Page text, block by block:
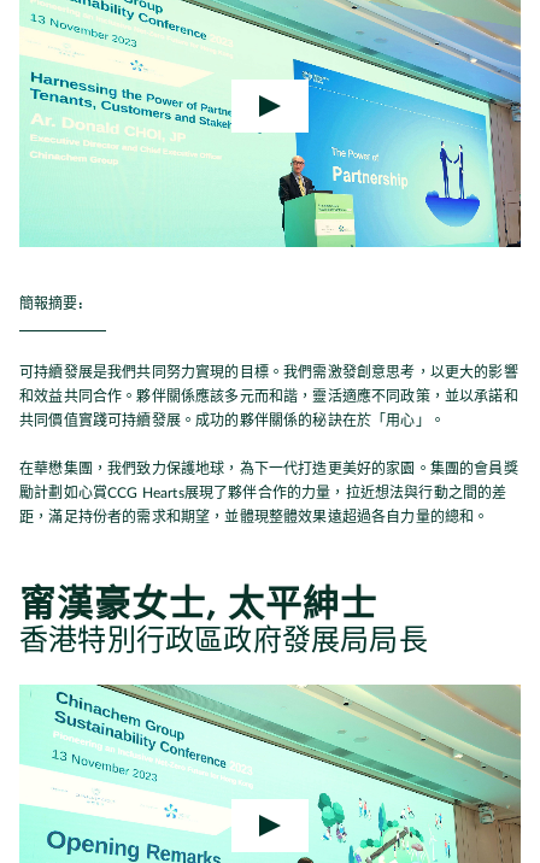
簡報摘要:
可持續發展是我們共同努力實現的目標。我們需激發創意思考，以更大的影響
和效益共同合作。夥伴關係應該多元而和諧，靈活適應不同政策，並以承諾和
共同價值實踐可持續發展。成功的夥伴關係的秘訣在於「用心」。
在華懋集團，我們致力保護地球，為下一代打造更美好的家園。集團的會員獎
勵計劃如心賞CCG Hearts展現了夥伴合作的力量，拉近想法與行動之間的差
距，滿足持份者的需求和期望，並體現整體效果遠超過各自力量的總和。
甯漢豪女士, 太平紳士
香港特別行政區政府發展局局長